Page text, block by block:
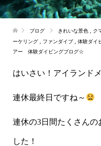
ブログ きれいな景色 ク
ーケリング
ファンダイブ 体験ダイ
アー 体験ダイビングブログ☆
はいさい！アイランド
連休最終日ですね～
連休の3日間たくさんの
した！